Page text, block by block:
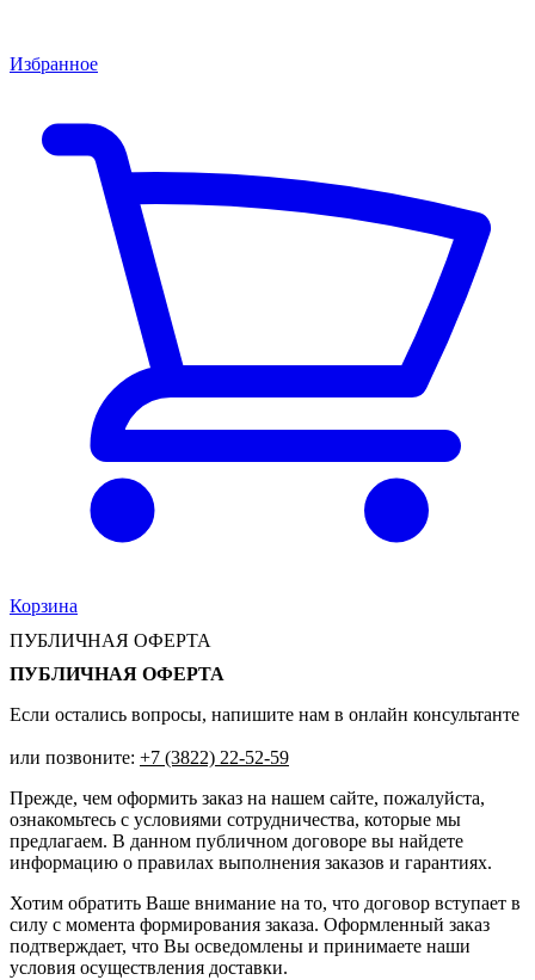
Избранное
Корзина
ПУБЛИЧНАЯ ОФЕРТА
ПУБЛИЧНАЯ ОФЕРТА
Если остались вопросы, напишите нам в онлайн консультанте
или позвоните: +7 (3822) 22-52-59
Прежде, чем оформить заказ на нашем сайте, пожалуйста,
ознакомьтесь с условиями сотрудничества, которые мы
предлагаем. В данном публичном договоре вы найдете
информацию о правилах выполнения заказов и гарантиях.
Хотим обратить Ваше внимание на то, что договор вступает в
силу с момента формирования заказа. Оформленный заказ
подтверждает, что Вы осведомлены и принимаете наши
условия осуществления доставки.